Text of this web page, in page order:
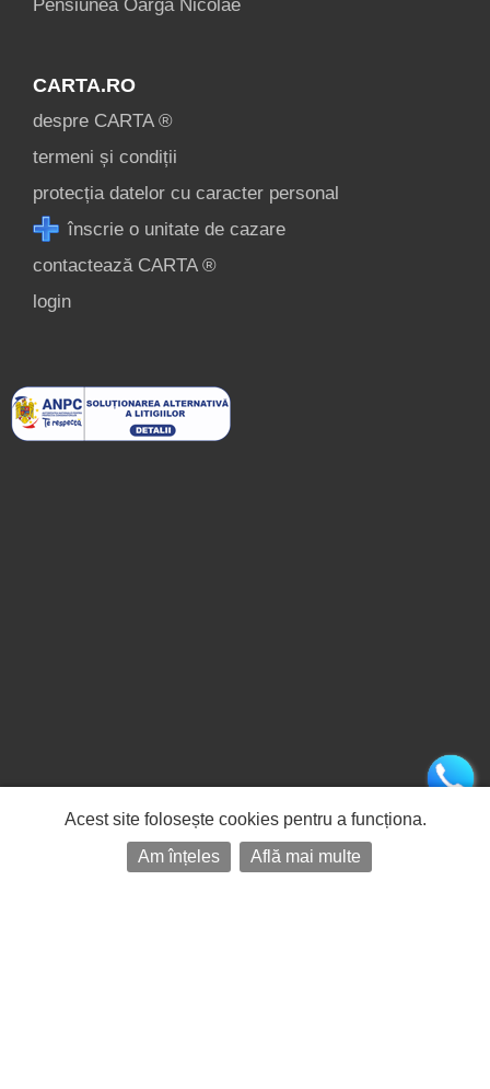
Pensiunea Oarga Nicolae
CARTA.RO
despre CARTA ®
termeni și condiții
protecția datelor cu caracter personal
înscrie o unitate de cazare
contactează CARTA ®
login
Acest site folosește cookies pentru a funcționa.
Am înțeles
Află mai multe